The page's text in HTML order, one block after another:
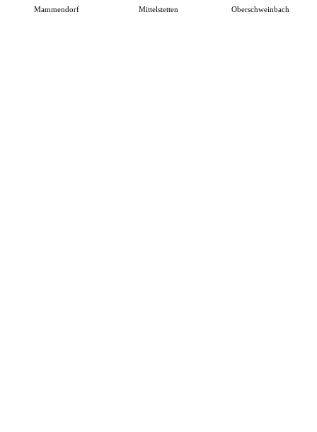
Mammendorf Mittelstetten Oberschweinbach